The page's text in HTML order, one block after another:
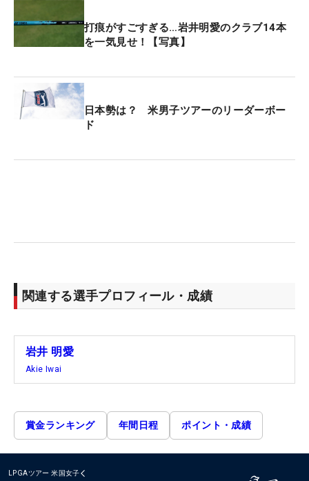
打痕がすごすぎる…岩井明愛のクラブ14本
を一気見せ！【写真】
日本勢は？ 米男子ツアーのリーダーボー
ド
関連する選手プロフィール・成績
岩井 明愛
Akie Iwai
賞金ランキング 年間日程 ポイント・成績
LPGAツアー 米国女子